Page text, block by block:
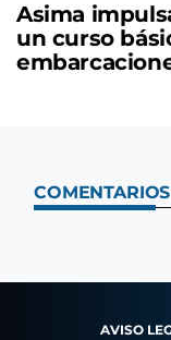
Asima
un curso
COMENTARIOS
AVISO